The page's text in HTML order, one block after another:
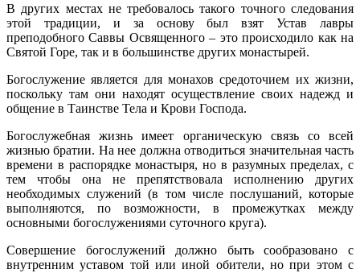
В других местах не требовалось такого точного следования
этой традиции, и за основу был взят Устав лавры
преподобного Саввы Освященного – это происходило как на
Святой Горе, так и в большинстве других монастырей.
Богослужение является для монахов средоточием их жизни,
поскольку там они находят осуществление своих надежд и
общение в Таинстве Тела и Крови Господа.
Богослужебная жизнь имеет органическую связь со всей
жизнью братии. На нее должна отводиться значительная часть
времени в распорядке монастыря, но в разумных пределах, с
тем чтобы она не препятствовала исполнению других
необходимых служений (в том числе послушаний, которые
выполняются, по возможности, в промежутках между
основными богослужениями суточного круга).
Совершение богослужений должно быть сообразовано с
внутренним уставом той или иной обители, но при этом с